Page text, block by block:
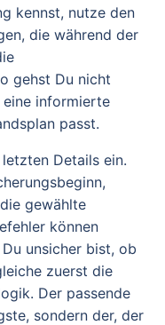
kennst, nutze den
die während der
gehst Du nicht
informierte
passt.
Details ein.
gewählte
können
unsicher bist, ob
zuerst die
Der passende
sondern der, der